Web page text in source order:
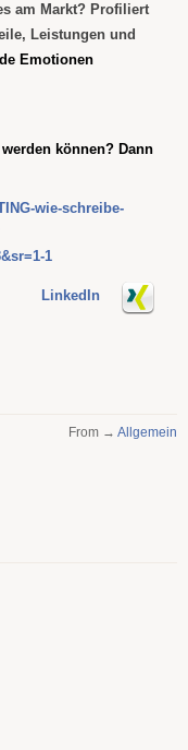
am Markt? Profiliert
Leistungen und
Emotionen
können? Dann
wie-schreibe-
1
LinkedIn
From → Allgemein